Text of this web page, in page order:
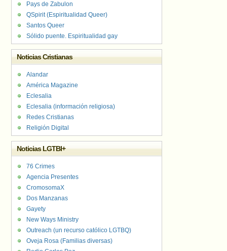
Pays de Zabulon
QSpirit (Espiritualidad Queer)
Santos Queer
Sólido puente. Espiritualidad gay
Noticias Cristianas
Alandar
América Magazine
Eclesalia
Eclesalia (información religiosa)
Redes Cristianas
Religión Digital
Noticias LGTBI+
76 Crimes
Agencia Presentes
CromosomaX
Dos Manzanas
Gayety
New Ways Ministry
Outreach (un recurso católico LGTBQ)
Oveja Rosa (Familias diversas)